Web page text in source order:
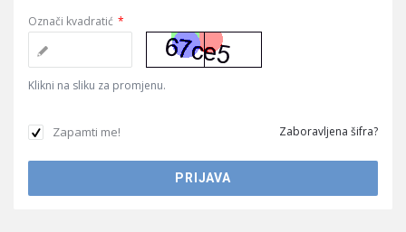
Označi kvadratić *
Klikni na sliku za promjenu.
Zapamti me! Zaboravljena šifra?